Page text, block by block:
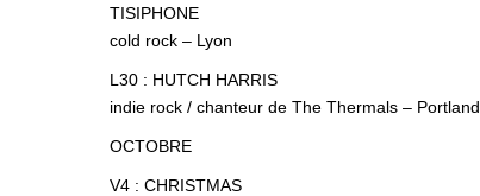
TISIPHONE
cold rock – Lyon
L30 : HUTCH HARRIS
indie rock / chanteur de The Thermals – Portland
OCTOBRE
V4 : CHRISTMAS